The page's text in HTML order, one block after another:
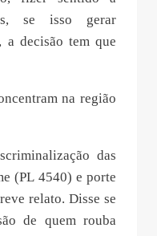
se isso gerar
a decisão tem que
na região
das
(PL 4540) e porte
relato. Disse se
de quem rouba